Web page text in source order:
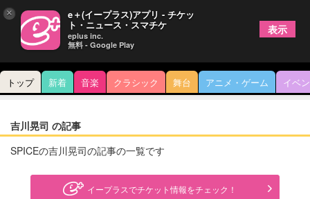
トップ 新着 音楽 クラシック 舞台 アニメ・ゲーム イベ
吉川晃司 の記事
SPICEの吉川晃司の記事の一覧です
イープラスでチケット情報をチェック！
× e＋(イープラス)アプリ - チケッ
ト・ニュース・スマチケ
eplus inc.
無料 - Google Play
表示